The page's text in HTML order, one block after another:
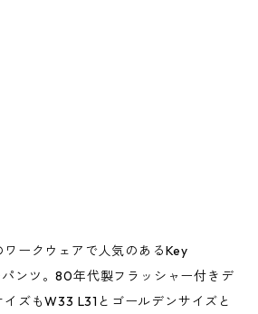
ークウェアで人気のあるKey
ンツ。80年代製フラッシャー付きデ
ズもW33 L31とゴールデンサイズと